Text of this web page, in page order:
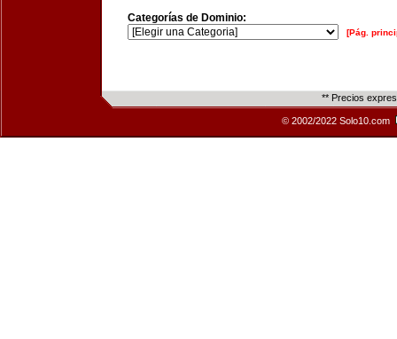
Categorías de Dominio:
[Pág.
** Precios
© 2002/2022 Solo10.com